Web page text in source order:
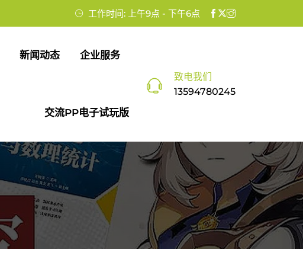
工作时间: 上午9点 - 下午6点
新闻动态 企业服务
交流PP电子试玩版
致电我们
13594780245